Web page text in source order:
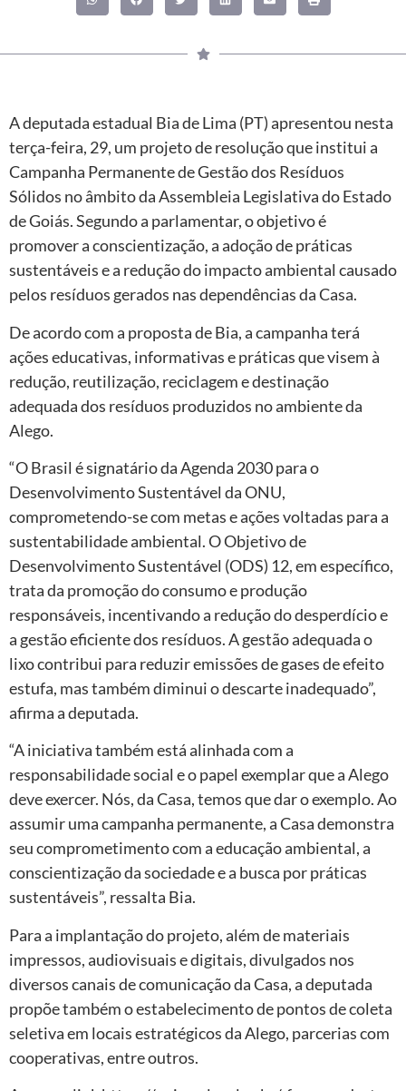
A deputada estadual Bia de Lima (PT) apresentou nesta
terça-feira, 29, um projeto de resolução que institui a
Campanha Permanente de Gestão dos Resíduos
Sólidos no âmbito da Assembleia Legislativa do Estado
de Goiás. Segundo a parlamentar, o objetivo é
promover a conscientização, a adoção de práticas
sustentáveis e a redução do impacto ambiental causado
pelos resíduos gerados nas dependências da Casa.
De acordo com a proposta de Bia, a campanha terá
ações educativas, informativas e práticas que visem à
redução, reutilização, reciclagem e destinação
adequada dos resíduos produzidos no ambiente da
Alego.
“O Brasil é signatário da Agenda 2030 para o
Desenvolvimento Sustentável da ONU,
comprometendo-se com metas e ações voltadas para a
sustentabilidade ambiental. O Objetivo de
Desenvolvimento Sustentável (ODS) 12, em específico,
trata da promoção do consumo e produção
responsáveis, incentivando a redução do desperdício e
a gestão eficiente dos resíduos. A gestão adequada o
lixo contribui para reduzir emissões de gases de efeito
estufa, mas também diminui o descarte inadequado”,
afirma a deputada.
“A iniciativa também está alinhada com a
responsabilidade social e o papel exemplar que a Alego
deve exercer. Nós, da Casa, temos que dar o exemplo. Ao
assumir uma campanha permanente, a Casa demonstra
seu comprometimento com a educação ambiental, a
conscientização da sociedade e a busca por práticas
sustentáveis”, ressalta Bia.
Para a implantação do projeto, além de materiais
impressos, audiovisuais e digitais, divulgados nos
diversos canais de comunicação da Casa, a deputada
propõe também o estabelecimento de pontos de coleta
seletiva em locais estratégicos da Alego, parcerias com
cooperativas, entre outros.